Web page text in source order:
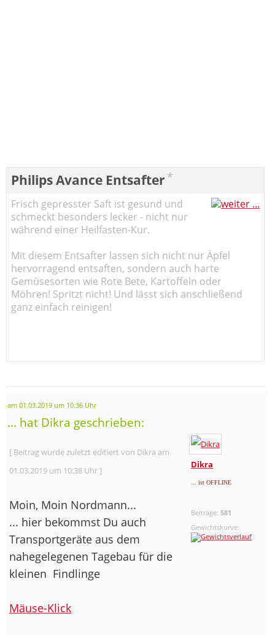
Philips Avance Entsafter *
Frisch gepresster Saft ist gesund und
schmeckt besonders lecker - nicht nur
während einer Heilfasten-Kur.
Mit diesem Entsafter lassen sich nicht nur Äpfel
hervorragend entsaften, sondern auch harte
Gemüsesorten wie Rote Bete, Kartoffeln oder
Möhren! Spritzt nicht! Und lässt sich anschließend
ganz einfach reinigen!
am 01.03.2019 um 10:36 Uhr
... hat Dikra geschrieben:
Dikra
... ist OFFLINE
Beiträge:581
Gewichtskurve:
[ Beitrag wurde zuletzt editiert von Dikra am
01.03.2019 um 10:38 Uhr ]
Moin, Moin Nordmann...
... hier bekommst Du auch
Transportgeräte aus dem
nahegelegenen Tagebau für die
kleinen Findlinge
Mäuse-Klick